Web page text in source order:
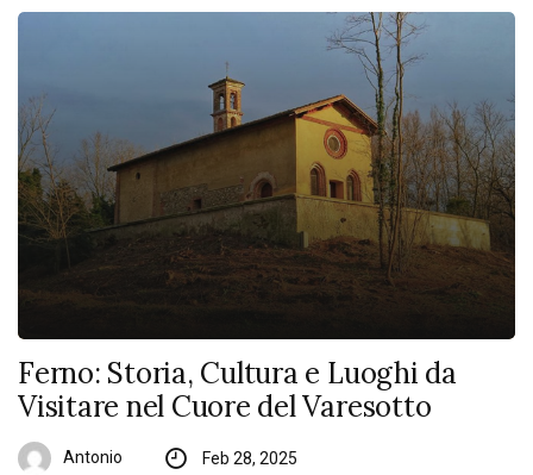
Ferno: Storia, Cultura e Luoghi da
Visitare nel Cuore del Varesotto
Antonio Feb 28, 2025